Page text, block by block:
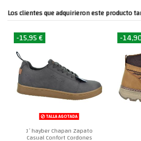
Los clientes que adquirieron este producto
-15,95 €
TALLA AGOTADA
J´hayber Chapan Zapato
Casual Confort Cordones
-